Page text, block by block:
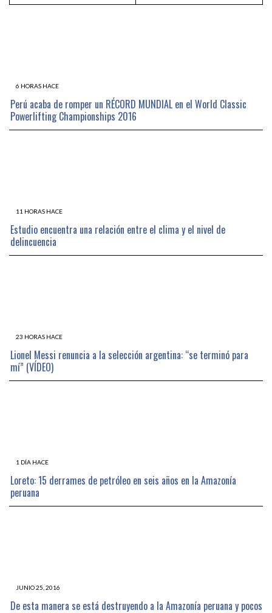
6 HORAS HACE
Perú acaba de romper un RÉCORD MUNDIAL en el World Classic
Powerlifting Championships 2016
11 HORAS HACE
Estudio encuentra una relación entre el clima y el nivel de
delincuencia
23 HORAS HACE
Lionel Messi renuncia a la selección argentina: “se terminó para
mí” (VÍDEO)
1 DÍA HACE
Loreto: 15 derrames de petróleo en seis años en la Amazonía
peruana
JUNIO 25, 2016
De esta manera se está destruyendo a la Amazonía peruana y pocos